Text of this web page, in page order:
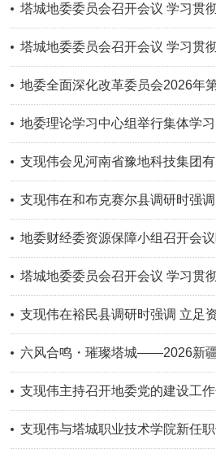
塔城地委委员会召开会议 学习贯彻习近平总书记重要讲话精神 研究部署
塔城地委委员会召开会议 学习贯彻习近平总书记重要指示精神 研究部
地委全面深化改革委员会2026年
地委理论学习中心组举行集体学习 深入学习贯彻习近平新时代中国特色社会主义思想 切实把学习成果
支现伟会见河南省豫地科技集团
支现伟在和布克赛尔县调研时强调 夯实人才支撑 筑牢法治根基 壮大特色产业 走
地委财经委资源保障小组召开会议听取地区推动低效闲置资产盘活及项目资产
塔城地委委员会召开会议 学习贯彻习近平总书记重要讲话重要指示精神 研究部署
支现伟在裕民县调研时强调 立足资源禀赋 夯实基层治理 做强特色产业
六风合鸣・璀璨塔城——2026新疆・塔城第六届手风琴文化国
支现伟主持召开地委党的建设工作领导小组会议 推动树立和践行正确政绩观学习教育走深走实 以过硬
支现伟与塔城职业技术学院新任职干部集体谈话时强调 勇担使命 真抓实干 在